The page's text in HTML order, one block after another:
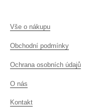
Vše o nákupu
Obchodní podmínky
Ochrana osobních údajů
O nás
Kontakt